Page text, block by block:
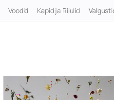
Voodid Kapid ja Riiulid